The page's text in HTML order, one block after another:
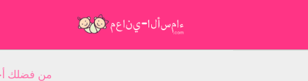
من فضلك أجب عن 5 أسئلة عن